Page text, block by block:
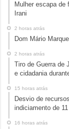
Mulher escapa de
Irani
2 horas atrás
Dom Mário
2 horas atrás
Tiro de Guerra de
e cidadania
15 horas atrás
Desvio de
indiciamento de
16 horas atrás